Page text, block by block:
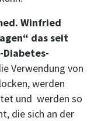
Winfried
das seit
Verwendung von
werden
und werden so
die sich an der